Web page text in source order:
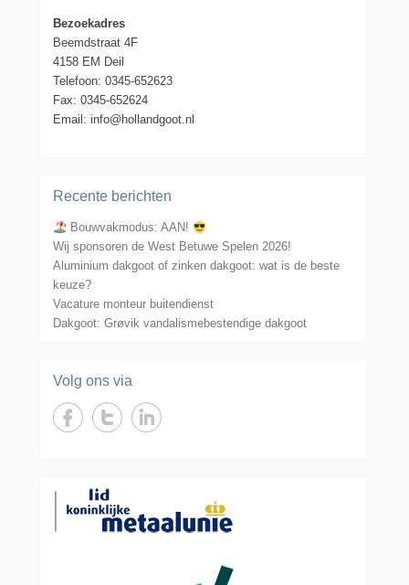
Bezoekadres
Beemdstraat 4F
4158 EM Deil
Telefoon: 0345-652623
Fax: 0345-652624
Email: info@hollandgoot.nl
Recente berichten
Bouwvakmodus: AAN!
Wij sponsoren de West Betuwe Spelen 2026!
Aluminium dakgoot of zinken dakgoot: wat is de beste
keuze?
Vacature monteur buitendienst
Dakgoot: Grøvik vandalismebestendige dakgoot
Volg ons via